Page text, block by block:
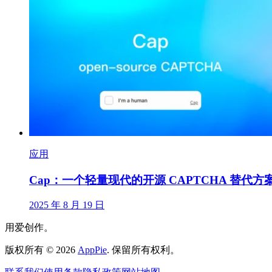
应用
Cap：一个轻量现代的开源 CAPTCHA 替代方
2025 年 8 月 19 日
用爱创作。
版权所有 © 2026 AppPie. 保留所有权利。